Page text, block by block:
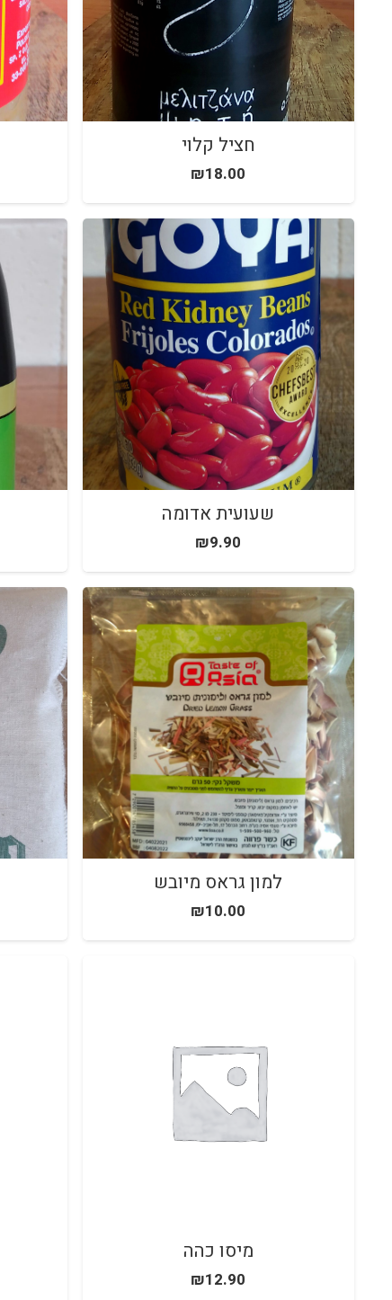
חציל קלוי
₪18.00
שעועית אדומה
₪9.90
למון גראס מיובש
₪10.00
מיסו כהה
₪12.90